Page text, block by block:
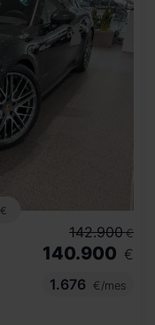
€
142.900 €
140.900 €
1.676
€/mes